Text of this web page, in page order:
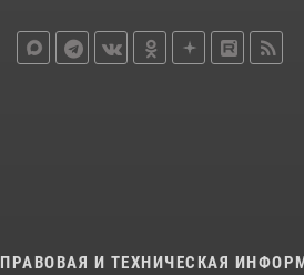
ПРАВОВАЯ И ТЕХНИЧЕСКАЯ